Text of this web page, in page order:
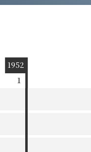
1952
1